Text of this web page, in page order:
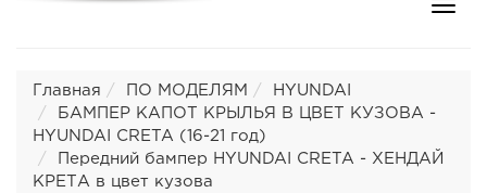
Главная ПО МОДЕЛЯМ
HYUNDAI
БАМПЕР КАПОТ КРЫЛЬЯ В ЦВЕТ КУЗОВА -
HYUNDAI CRETA (16-21 год)
Передний бампер HYUNDAI CRETA - ХЕНДАЙ
КРЕТА в цвет кузова